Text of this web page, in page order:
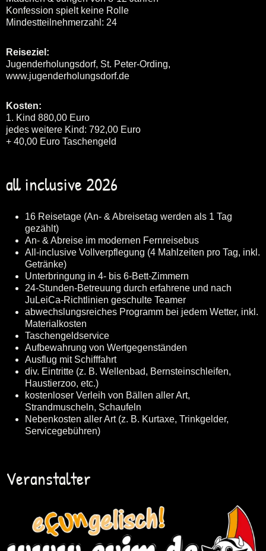
Konfession spielt keine Rolle
Mindestteilnehmerzahl: 24
Reiseziel:
Jugenderholungsdorf, St. Peter-Ording,
www.jugenderholungsdorf.de
Kosten:
1. Kind 880,00 Euro
jedes weitere Kind: 792,00 Euro
+ 40,00 Euro Taschengeld
all inclusive 2026
16 Reisetage (An- & Abreisetag werden als 1 Tag
gezählt)
An- & Abreise im modernen Fernreisebus
All-inclusive Vollverpflegung (4 Mahlzeiten pro Tag, inkl.
Getränke)
Unterbringung in 4- bis 6-Bett-Zimmern
24-Stunden-Betreuung durch erfahrene und nach
JuLeiCa-Richtlinien geschulte Teamer
abwechslungsreiches Programm bei jedem Wetter, inkl.
Materialkosten
Taschengeldservice
Aufbewahrung von Wertgegenständen
Ausflug mit Schifffahrt
div. Eintritte (z. B. Wellenbad, Bernsteinschleifen,
Haustierzoo, etc.)
kostenloser Verleih von Bällen aller Art,
Strandmuscheln, Schaufeln
Nebenkosten aller Art (z. B. Kurtaxe, Trinkgelder,
Servicegebühren)
Veranstalter